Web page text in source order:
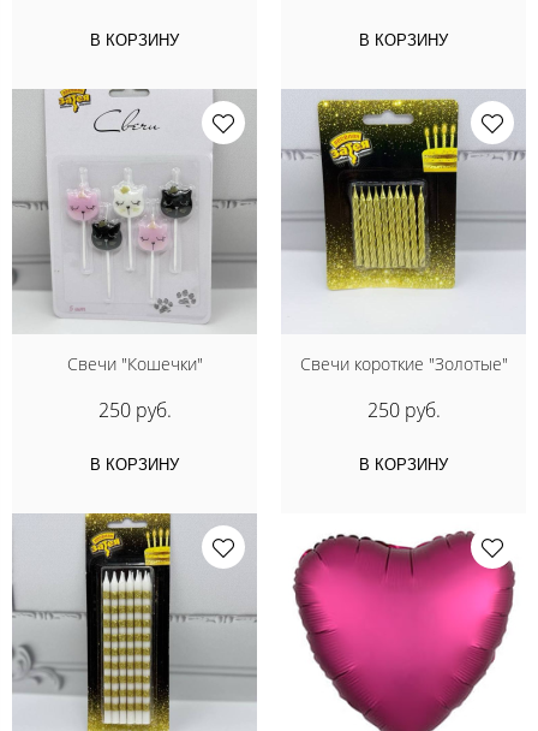
В КОРЗИНУ В КОРЗИНУ
Свечи "Кошечки"
250 руб.
В КОРЗИНУ
Свечи короткие "Золотые"
250 руб.
В КОРЗИНУ